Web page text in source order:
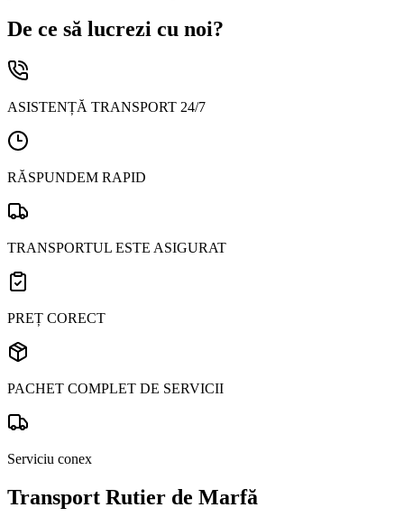
De ce să lucrezi cu noi?
ASISTENȚĂ TRANSPORT 24/7
RĂSPUNDEM RAPID
TRANSPORTUL ESTE ASIGURAT
PREȚ CORECT
PACHET COMPLET DE SERVICII
Serviciu conex
Transport Rutier de Marfă